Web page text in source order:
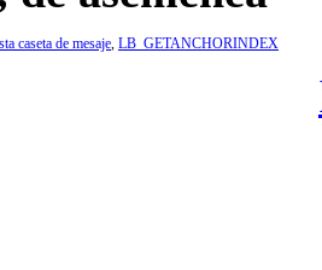
caseta de mesaje LB_GETANCHORINDEX